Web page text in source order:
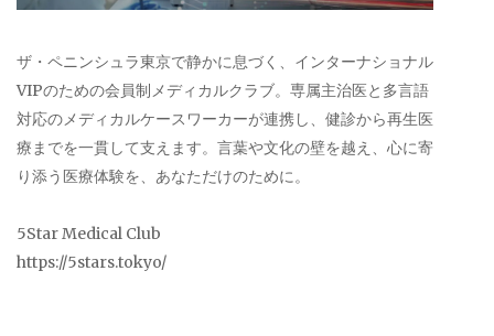
ザ・ペニンシュラ東京で静かに息づく、インターナショナル
VIPのための会員制メディカルクラブ。専属主治医と多言語
対応のメディカルケースワーカーが連携し、健診から再生医
療までを一貫して支えます。言葉や文化の壁を越え、心に寄
り添う医療体験を、あなただけのために。
5Star Medical Club
https://5stars.tokyo/